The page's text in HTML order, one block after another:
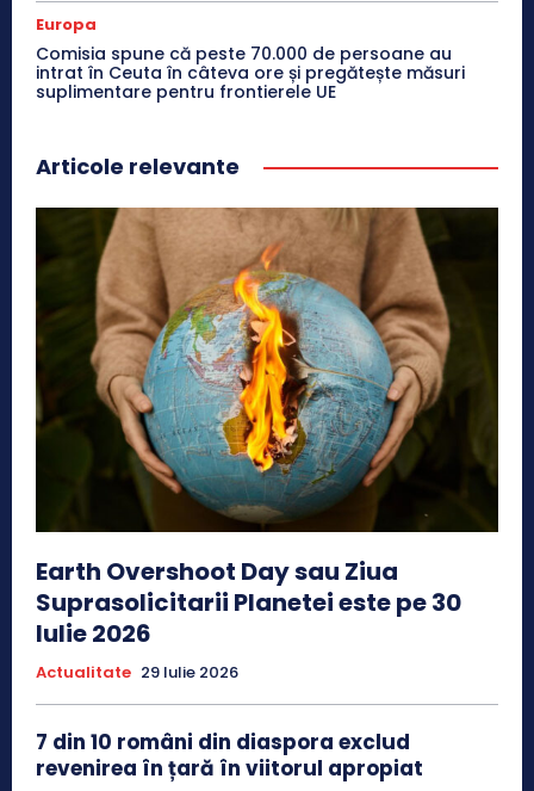
Europa
Comisia spune că peste 70.000 de persoane au
intrat în Ceuta în câteva ore și pregătește măsuri
suplimentare pentru frontierele UE
Articole relevante
Earth Overshoot Day sau Ziua
Suprasolicitarii Planetei este pe 30
Iulie 2026
Actualitate 29 Iulie 2026
7 din 10 români din diaspora exclud
revenirea în țară în viitorul apropiat